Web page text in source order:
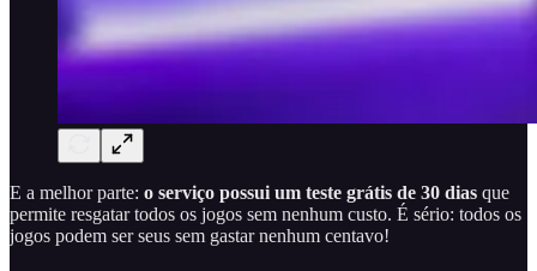
E a melhor parte: o serviço possui um teste grátis de 30 dias que
permite resgatar todos os jogos sem nenhum custo. É sério: todos os
jogos podem ser seus sem gastar nenhum centavo!